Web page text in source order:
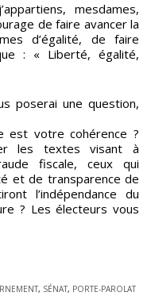
mesdames,
de faire avancer la
d’égalité, de faire
: « Liberté, égalité,
poserai une question,
est votre cohérence ?
les textes visant à
fiscale, ceux qui
et de transparence de
l’indépendance du
? Les électeurs vous
, SÉNAT, PORTE-PAROLAT